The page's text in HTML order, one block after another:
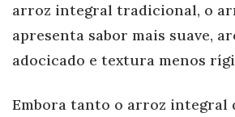
arroz integral tradicional, o
apresenta sabor mais suave,
adocicado e textura menos
Embora tanto o arroz integral